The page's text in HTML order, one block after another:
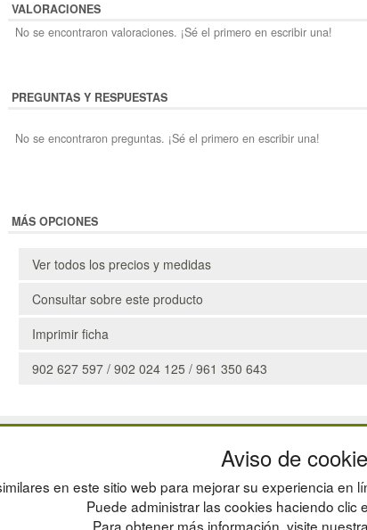
VALORACIONES
No se encontraron valoraciones. ¡Sé el primero en escribir una!
PREGUNTAS Y RESPUESTAS
No se encontraron preguntas. ¡Sé el primero en escribir una!
MÁS OPCIONES
Ver todos los precios y medidas
Consultar sobre este producto
Imprimir ficha
902 627 597 / 902 024 125 / 961 350 643
Aviso de
en este sitio web para mejorar su experiencia
Puede administrar las cookies haciendo clic
Para obtener más información, visite